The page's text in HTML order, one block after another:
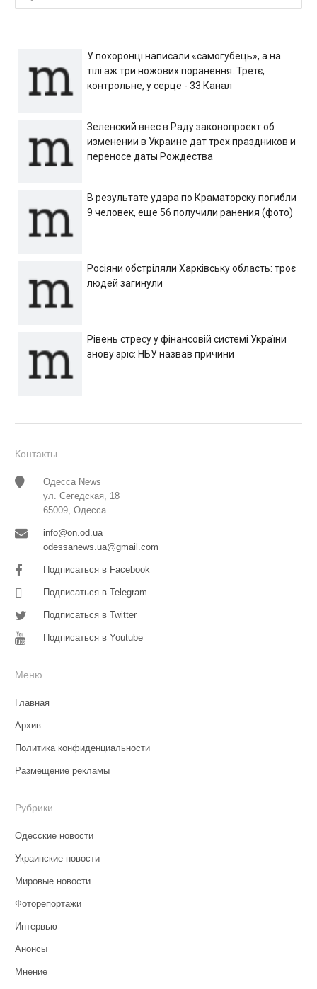
У похоронці написали «самогубець», а на
тілі аж три ножових поранення. Третє,
контрольне, у серце - 33 Канал
Зеленский внес в Раду законопроект об
изменении в Украине дат трех праздников и
переносе даты Рождества
В результате удара по Краматорску погибли
9 человек, еще 56 получили ранения (фото)
Росіяни обстріляли Харківську область: троє
людей загинули
Рівень стресу у фінансовій системі України
знову зріс: НБУ назвав причини
Контакты
Одесса News
ул. Сегедская, 18
65009, Одесса
info@on.od.ua
odessanews.ua@gmail.com
Подписаться в Facebook
Подписаться в Telegram
Подписаться в Twitter
Подписаться в Youtube
Меню
Главная
Архив
Политика конфиденциальности
Размещение рекламы
Рубрики
Одесские новости
Украинские новости
Мировые новости
Фоторепортажи
Интервью
Анонсы
Мнение